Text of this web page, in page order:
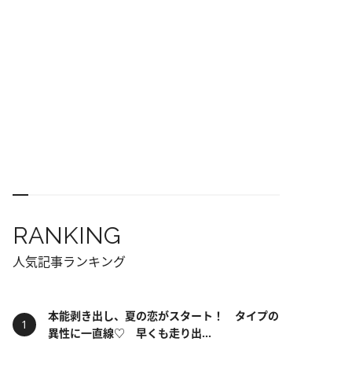
RANKING
人気記事ランキング
本能剥き出し、夏の恋がスタート！ タイプの
異性に一直線♡ 早くも走り出...